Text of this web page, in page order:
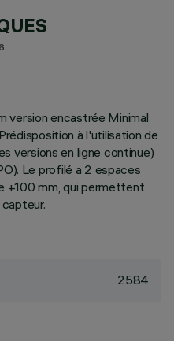
version encastrée Minimal
à l'utilisation de
versions en ligne continue)
Le profilé a 2 espaces
+100 mm, qui permettent
2584